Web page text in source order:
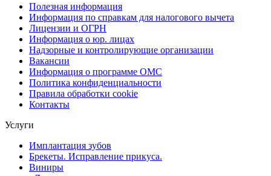
Полезная информация
Информация по справкам для налогового вычета
Лицензии и ОГРН
Информация о юр. лицах
Надзорные и контролирующие организации
Вакансии
Информация о программе ОМС
Политика конфиденциальности
Правила обработки cookie
Контакты
Услуги
Имплантация зубов
Брекеты. Исправление прикуса.
Виниры